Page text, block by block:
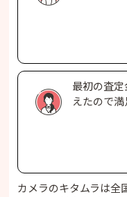
最初の査
えたので満
カメラのキタムラは全